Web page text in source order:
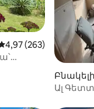
վարկանիշը՝
4,97 (263)
ում
Ալ